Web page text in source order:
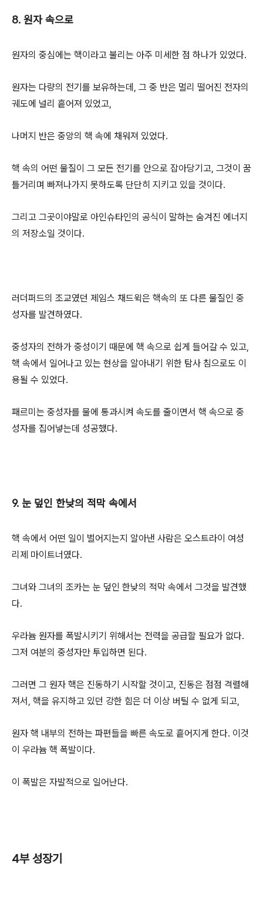
8. 원자 속으로
원자의 중심에는 핵이라고 불리는 아주 미세한 점 하나가 있었다.
원자는 다량의 전기를 보유하는데, 그 중 반은 멀리 떨어진 전자의
궤도에 널리 흩어져 있었고,
나머지 반은 중앙의 핵 속에 채워져 있었다.
핵 속의 어떤 물질이 그 모든 전기를 안으로 잡아당기고, 그것이 꿈
틀거리며 빠져나가지 못하도록 단단히 지키고 있을 것이다.
그리고 그곳이야말로 아인슈타인의 공식이 말하는 숨겨진 에너지
의 저장소일 것이다.
러더퍼드의 조교였던 제임스 채드윅은 핵속의 또 다른 물질인 중
성자를 발견하였다.
중성자의 전하가 중성이기 때문에 핵 속으로 쉽게 들어갈 수 있고,
핵 속에서 일어나고 있는 현상을 알아내기 위한 탐사 침으로도 이
용될 수 있었다.
패르미는 중성자를 물에 통과시켜 속도를 줄이면서 핵 속으로 중
성자를 집어넣는데 성공했다.
9. 눈 덮인 한낮의 적막 속에서
핵 속에서 어떤 일이 벌어지는지 알아낸 사람은 오스트라이 여성
리제 마이트너였다.
그녀와 그녀의 조카는 눈 덮인 한낮의 적막 속에서 그것을 발견했
다.
우라늄 원자를 폭발시키기 위해서는 전력을 공급할 필요가 없다.
그저 여분의 중성자만 투입하면 된다.
그러면 그 원자 핵은 진동하기 시작할 것이고, 진동은 점점 격렬해
져서, 핵을 유지하고 있던 강한 힘은 더 이상 버틸 수 없게 되고,
원자 핵 내부의 전하는 파편들을 빠른 속도로 흩어지게 한다. 이것
이 우라늄 핵 폭발이다.
이 폭발은 자발적으로 일어난다.
4부 성장기